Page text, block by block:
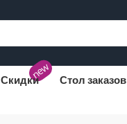
new
Скидки Стол заказов